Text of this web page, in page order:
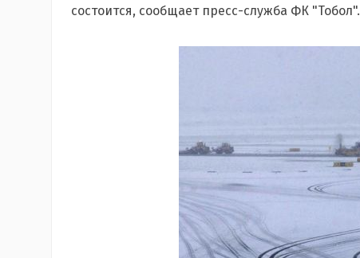
состоится, сообщает пресс-служба ФК "Тобол".